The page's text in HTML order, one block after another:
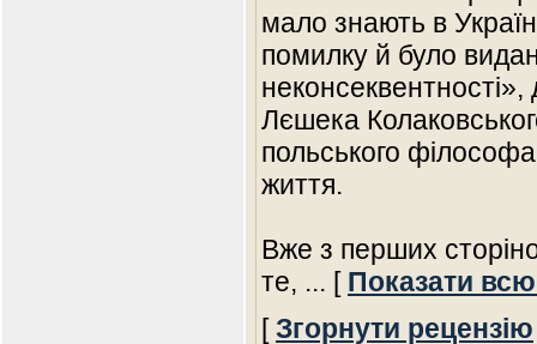
мало знають в
помилку й було
неконсеквентності»,
Лєшека
польського
життя.
Вже з перших
те, ... [ Показати
[Згорнути рецензію